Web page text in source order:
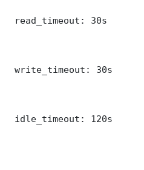
read_timeout: 30s
write_timeout: 30s
idle_timeout: 120s